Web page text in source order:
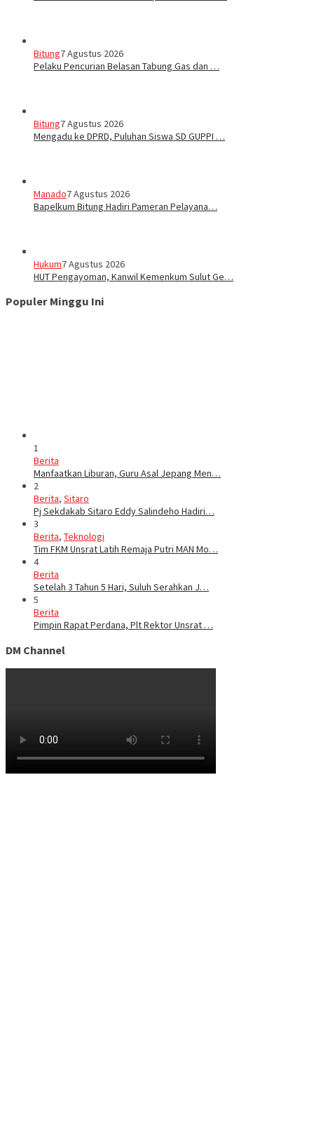
Bitung7 Agustus 2026
Pelaku Pencurian Belasan Tabung Gas dan …
Bitung7 Agustus 2026
Mengadu ke DPRD, Puluhan Siswa SD GUPPI …
Manado7 Agustus 2026
‎Bapelkum Bitung Hadiri Pameran Pelayana…
Hukum7 Agustus 2026
HUT Pengayoman, Kanwil Kemenkum Sulut Ge…
Populer Minggu Ini
1
Berita
Manfaatkan Liburan, Guru Asal Jepang Men…
2
Berita, Sitaro
Pj Sekdakab Sitaro Eddy Salindeho Hadiri…
3
Berita, Teknologi
Tim FKM Unsrat Latih Remaja Putri MAN Mo…
4
Berita
Setelah 3 Tahun 5 Hari, Suluh Serahkan J…
5
Berita
Pimpin Rapat Perdana, Plt Rektor Unsrat …
DM Channel